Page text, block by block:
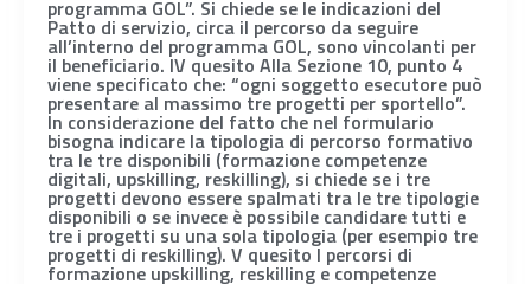
programma GOL”. Si chiede se le indicazioni del
Patto di servizio, circa il percorso da seguire
all’interno del programma GOL, sono vincolanti per
il beneficiario. IV quesito Alla Sezione 10, punto 4
viene specificato che: “ogni soggetto esecutore può
presentare al massimo tre progetti per sportello”.
In considerazione del fatto che nel formulario
bisogna indicare la tipologia di percorso formativo
tra le tre disponibili (formazione competenze
digitali, upskilling, reskilling), si chiede se i tre
progetti devono essere spalmati tra le tre tipologie
disponibili o se invece è possibile candidare tutti e
tre i progetti su una sola tipologia (per esempio tre
progetti di reskilling). V quesito I percorsi di
formazione upskilling, reskilling e competenze